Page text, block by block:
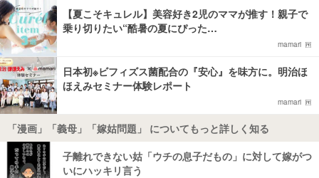
【夏こそキュレル】美容好き2児のママが推す！親子で
乗り切りたい“酷暑の夏にぴった…
mamari
日本初※ビフィズス菌配合の『安心』を味方に。明治ほ
ほえみセミナー体験レポート
mamari
「漫画」「義母」「嫁姑問題」 についてもっと詳しく知る
子離れできない姑「ウチの息子だもの」に対して嫁がつ
いにハッキリ言う